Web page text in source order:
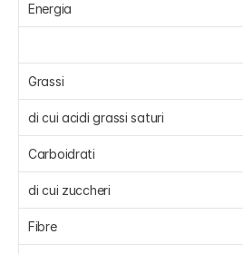
Energia
Grassi
di cui acidi grassi saturi
Carboidrati
di cui zuccheri
Fibre